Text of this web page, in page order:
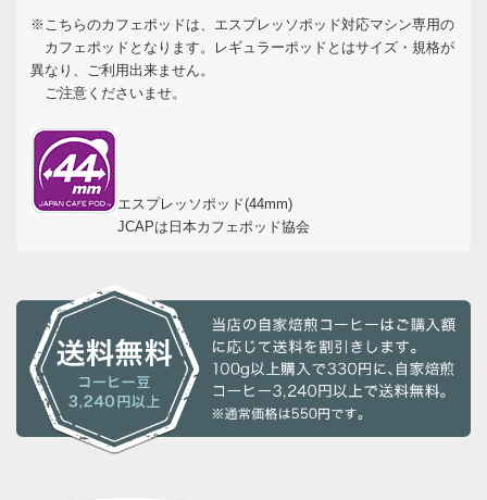
※こちらのカフェポッドは、エスプレッソポッド対応マシン専用の
カフェポッドとなります。レギュラーポッドとはサイズ・規格が
異なり、ご利用出来ません。
ご注意くださいませ。
エスプレッソポッド(44mm)
JCAPは日本カフェポッド協会